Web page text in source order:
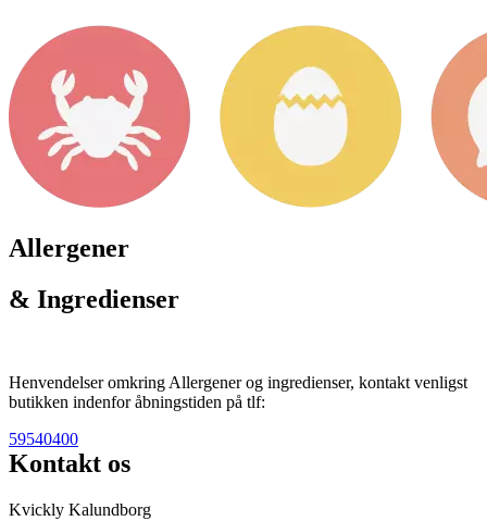
Allergener
& Ingredienser
Henvendelser omkring Allergener og ingredienser, kontakt venligst
butikken indenfor åbningstiden på tlf:
59540400
Kontakt os
Kvickly Kalundborg